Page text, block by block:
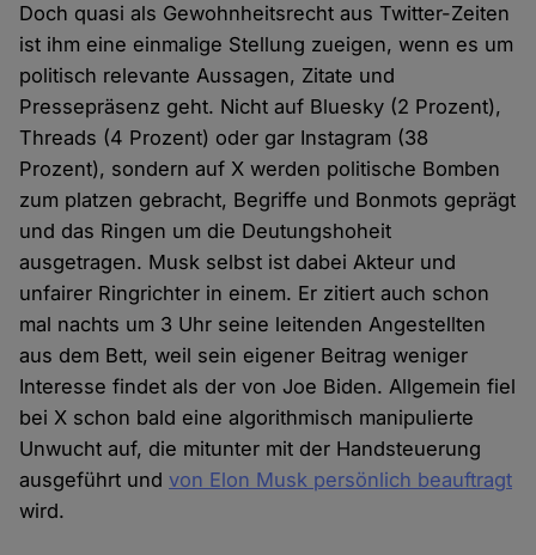
Doch quasi als Gewohnheitsrecht aus Twitter-Zeiten
ist ihm eine einmalige Stellung zueigen, wenn es um
politisch relevante Aussagen, Zitate und
Pressepräsenz geht. Nicht auf Bluesky (2 Prozent),
Threads (4 Prozent) oder gar Instagram (38
Prozent), sondern auf X werden politische Bomben
zum platzen gebracht, Begriffe und Bonmots geprägt
und das Ringen um die Deutungshoheit
ausgetragen. Musk selbst ist dabei Akteur und
unfairer Ringrichter in einem. Er zitiert auch schon
mal nachts um 3 Uhr seine leitenden Angestellten
aus dem Bett, weil sein eigener Beitrag weniger
Interesse findet als der von Joe Biden. Allgemein fiel
bei X schon bald eine algorithmisch manipulierte
Unwucht auf, die mitunter mit der Handsteuerung
ausgeführt undvon Elon Musk persönlich beauftragt
wird.